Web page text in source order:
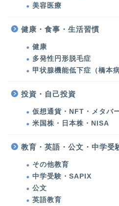
美容医療
健康・食事・生活習慣
健康
多発性円形脱毛症
甲状腺機能低下症（橋本病
投資・自己投資
仮想通貨・NFT・メタバ
米国株・日本株・NISA
教育・英語・公文・中学受
その他教育
中学受験・SAPIX
公文
英語教育